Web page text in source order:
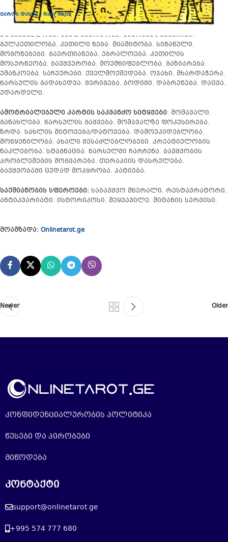
ტაროს დასტა – Rider Waite
უდანაშაულობა. ახალგაზრდობა. შემოქმედებითობა.
გულკეთილობა. კეთილი ნება. მიამიტობა. სინანული.
მოგონებები. გაერთიანება. უბრალოება. კეთილის
მოსურნეობა. ბავშვურობა. მოუმწიფებლობა. გაზიარება.
უმანკოება. საჩუქრები. ქველმოქმედება. ოჯახი. მხარდაჭერა.
წარსულის გადახედვა. შერიგება. ბოდიში. დაბრუნება. დაცვა.
უდარდელი.
ამოტრიალებული კარტის საკვანძო სიტყვები: მომავალი.
განახლება. წარსულის გაშვება. მომავალზე ფოკუსირება.
ზრდა. სახლის მიტოვება/დატოვება. დამოუკიდებლობა.
მოწყენილობა. ახალი შესაძლებლობები. კრეატიულობის
ნაკლებობა. სტაგნაცია. წარსულში ჩარჩენა. ბავშვობის
პრობლემების მოგვარება. თერაპიის დასრულება.
ბავშვობაში ცუდად მოპყრობა. პატიება.
საქმიანობის სფეროები: საბავშვო მწერალი. რესტავრატორი.
ანტიკვარიატი. ისტორიკოსი. მეყვავილე. მიტანის სერვისი.
მოამზადა: Onlinetarot.ge
Newer Older
კონფიდენციალურობის პოლიტიკა
წესები და პირობები
მიწოდება
კონტაქტი
support@onlinetarot.ge
+995 574 777 680